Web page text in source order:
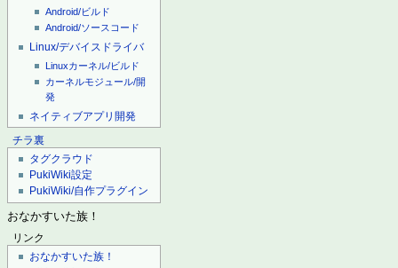
Android/ビルド
Android/ソースコード
Linux/デバイスドライバ
Linuxカーネル/ビルド
カーネルモジュール/開
発
ネイティブアプリ開発
チラ裏
タグクラウド
PukiWiki設定
PukiWiki/自作プラグイン
おなかすいた族！
リンク
おなかすいた族！